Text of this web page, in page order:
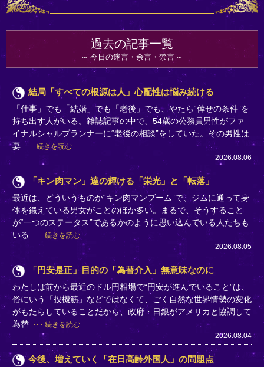
過去の記事一覧
今日の迷言・余言・禁言
結局「すべての根源は人」心配性は悩み続ける
「仕事」でも「結婚」でも「老後」でも、やたら“倖せの条件”を
持ち出す人がいる。雑誌記事の中で、54歳の公務員男性がファ
イナルシャルプランナーに“老後の相談”をしていた。その男性は
妻
続きを読む
2026.08.06
「キン肉マン」達の輝ける「栄光」と「転落」
最近は、どういうものか“キン肉マンブーム”で、ジムに通って身
体を鍛えている男女がことのほか多い。まるで、そうすること
が“一つのステータス”であるかのように思い込んでいる人たちも
いる
続きを読む
2026.08.05
「円安是正」目的の「為替介入」無意味なのに
わたしは前から最近のドル円相場で“円安が進んでいること”は、
俗にいう「投機筋」などではなくて、ごく自然な世界情勢の変化
がもたらしていることだから、政府・日銀がアメリカと協調して
為替
続きを読む
2026.08.04
今後、増えていく「在日高齢外国人」の問題点